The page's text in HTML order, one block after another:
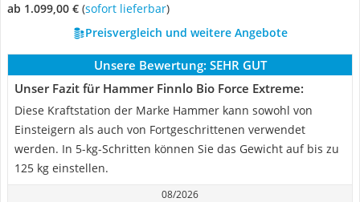
ab 1.099,00 € ( Sofort lieferbar)
Preisvergleich und weitere Angebote
Unsere Bewertung: SEHR GUT
Unser Fazit für Hammer Finnlo Bio Force Extreme:
Diese Kraftstation der Marke Hammer kann sowohl von
Einsteigern als auch von Fortgeschrittenen verwendet
werden. In 5-kg-Schritten können Sie das Gewicht auf bis zu
125 kg einstellen.
08/2026